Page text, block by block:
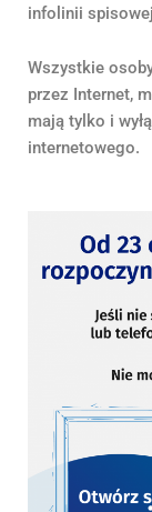
infolinii
Wszystkie
przez Internet,
mają tylko i
internetowego.